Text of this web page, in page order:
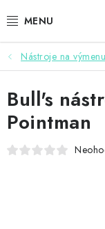
na
ŠÍPKY
TERČE
DOPLNKY K TERČU
Nástroje na
Bull's
Pointman